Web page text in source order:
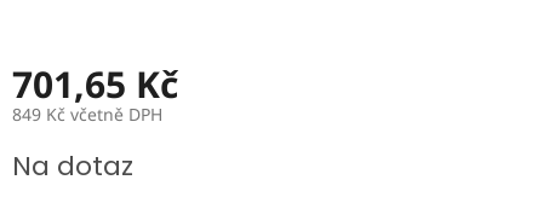
701,65 Kč
849 Kč včetně DPH
cena:
Na dotaz